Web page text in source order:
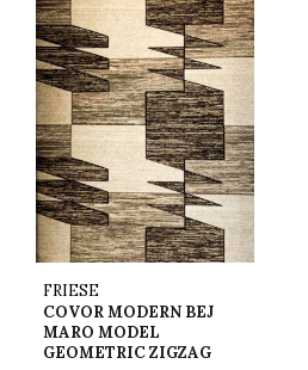
FRIESE
COVOR MODERN BEJ
MARO MODEL
GEOMETRIC ZIGZAG